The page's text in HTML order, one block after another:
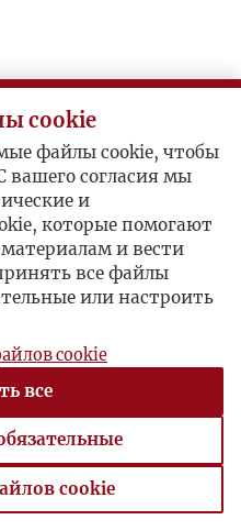
cookie
файлы cookie, чтобы
вашего согласия мы
и
которые помогают
и вести
все файлы
или настроить
cookie
все
cookie